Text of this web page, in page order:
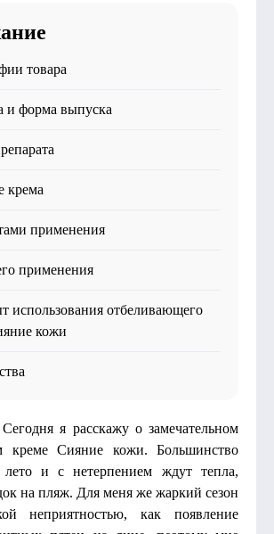
товара
и форма выпуска
крема
применения
применения
использования отбеливающего
кожи
Сегодня я расскажу о замечательном
креме Сияние кожи. Большинство
и с нетерпением ждут тепла,
на пляж. Для меня же жаркий сезон
неприятностью, как появление